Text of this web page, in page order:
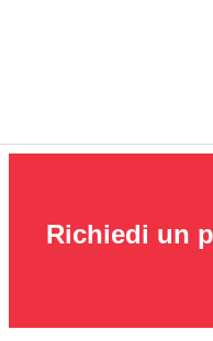
Richiedi un